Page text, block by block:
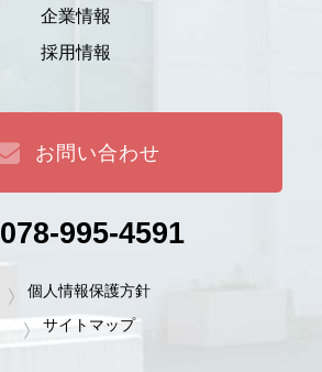
企業情報
採用情報
お問い合わせ
078-995-4591
個人情報保護方針
サイトマップ